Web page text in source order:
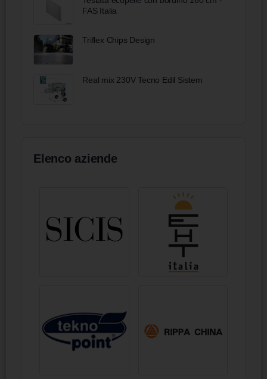
FAS Italia
Triflex Chips Design
Real mix 230V Tecno Edil Sistem
Elenco aziende